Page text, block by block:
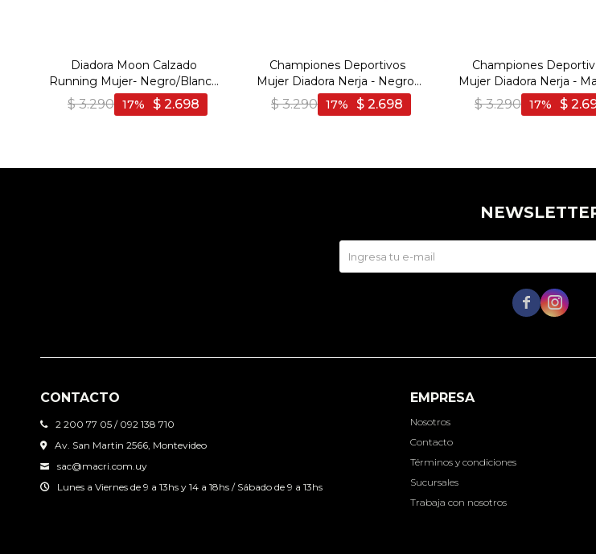
Diadora Moon Calzado
Running Mujer- Negro/Blanco
- Negro-Blanco
$ 3.290 $ 2.698
17
Championes Deportivos
Mujer Diadora Nerja - Negro-
Blanco
$ 3.290 $ 2.698
17
Championes
Mujer Diadora Nerja -
Gris
$ 3.290 $
17
CONTACTO
2 200 77 05 / 092 138 710
Av. San Martin 2566, Montevideo
sac@macri.com.uy
Lunes a Viernes de 9 a 13hs y 14 a 18hs / Sábado de 9 a 13hs
EMPRESA
Nosotros
Contacto
Términos y condiciones
Sucursales
Trabaja con nosotros
 